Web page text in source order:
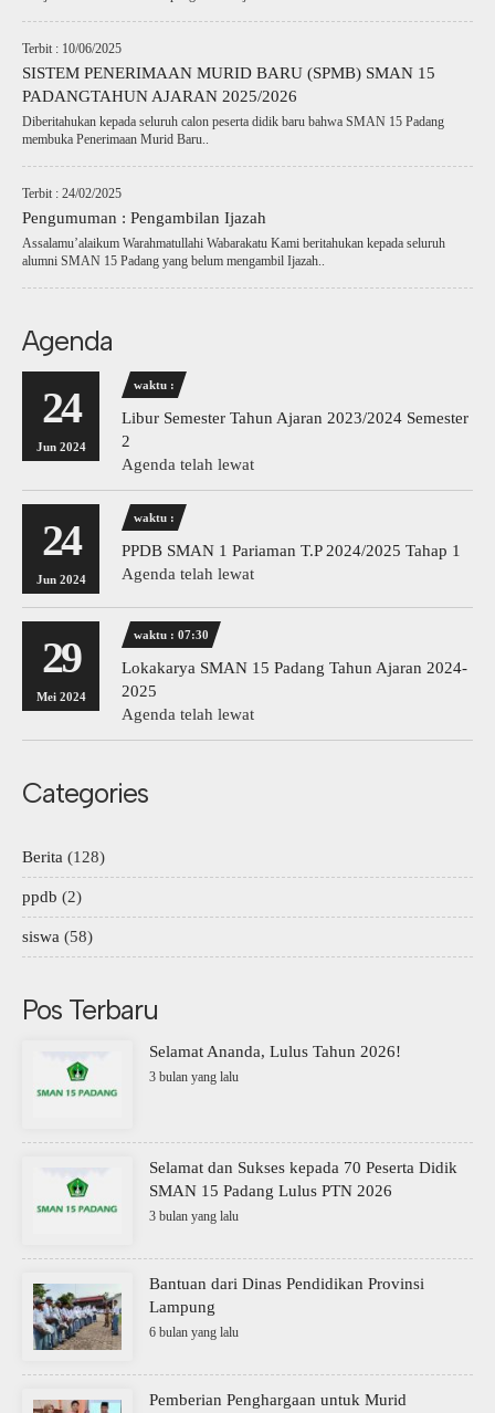
Terbit : 10/06/2025
SISTEM PENERIMAAN MURID BARU (SPMB) SMAN 15
PADANGTAHUN AJARAN 2025/2026
Diberitahukan kepada seluruh calon peserta didik baru bahwa SMAN 15 Padang
membuka Penerimaan Murid Baru..
Terbit : 24/02/2025
Pengumuman : Pengambilan Ijazah
Assalamu’alaikum Warahmatullahi Wabarakatu Kami beritahukan kepada seluruh
alumni SMAN 15 Padang yang belum mengambil Ijazah..
Agenda
24
Jun 2024
waktu :
Libur Semester Tahun Ajaran 2023/2024 Semester
2
Agenda telah lewat
24
Jun 2024
waktu :
PPDB SMAN 1 Pariaman T.P 2024/2025 Tahap 1
Agenda telah lewat
29
Mei 2024
waktu : 07:30
Lokakarya SMAN 15 Padang Tahun Ajaran 2024-
2025
Agenda telah lewat
Categories
Berita (128)
ppdb (2)
siswa (58)
Pos Terbaru
Selamat Ananda, Lulus Tahun 2026!
3 bulan yang lalu
Selamat dan Sukses kepada 70 Peserta Didik
SMAN 15 Padang Lulus PTN 2026
3 bulan yang lalu
Bantuan dari Dinas Pendidikan Provinsi
Lampung
6 bulan yang lalu
Pemberian Penghargaan untuk Murid